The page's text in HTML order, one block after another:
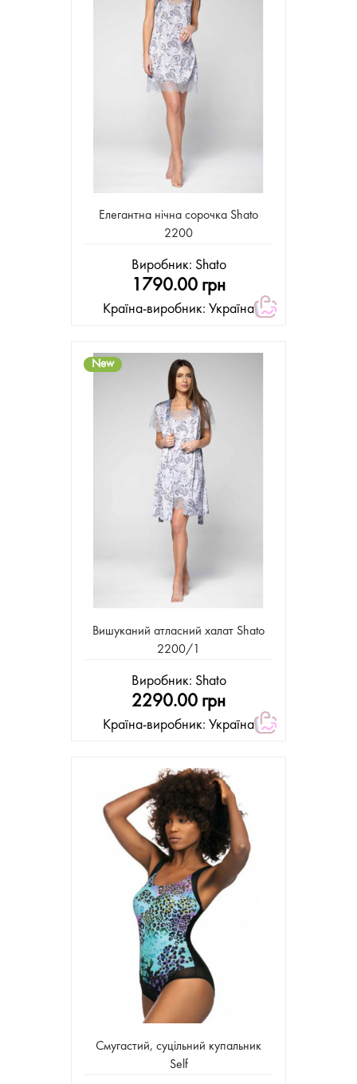
Елегантна нічна сорочка Shato
2200
Виробник: Shato
1790.00 грн
Країна-виробник: Україна
New
Вишуканий атласний халат Shato
2200/1
Виробник: Shato
2290.00 грн
Країна-виробник: Україна
Смугастий, суцільний купальник
Self